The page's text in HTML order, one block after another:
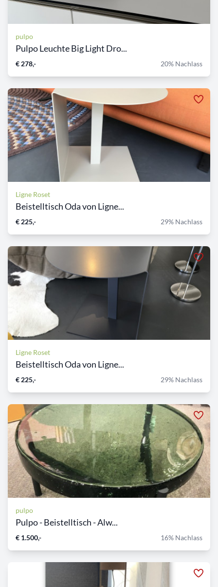
pulpo
Pulpo Leuchte Big Light Dro...
€ 278,- 20% Nachlass
Ligne Roset
Beistelltisch Oda von Ligne...
€ 225,- 29% Nachlass
Ligne Roset
Beistelltisch Oda von Ligne...
€ 225,- 29% Nachlass
pulpo
Pulpo - Beistelltisch - Alw...
€ 1.500,- 16% Nachlass